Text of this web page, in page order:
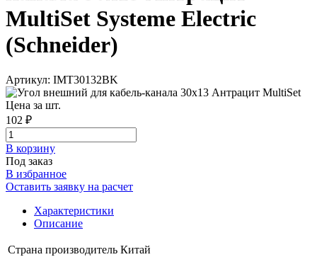
MultiSet Systeme Electric
(Schneider)
Артикул: IMT30132BK
Цена за шт.
102 ₽
В корзинy
Под заказ
В избранное
Оставить заявку на расчет
Характеристики
Описание
Страна производитель Китай